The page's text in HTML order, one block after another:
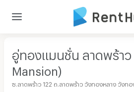
อู่ทองแมนชั่น ลาดพร้าว
Mansion)
ซ.ลาดพร้าว 122 ถ.ลาดพร้าว วังทองหลาง วังทอ